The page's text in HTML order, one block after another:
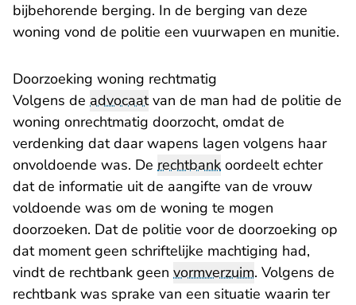
bijbehorende berging. In de berging van deze
woning vond de politie een vuurwapen en munitie.
Doorzoeking woning rechtmatig
Volgens de advocaatvan de man had de politie de
woning onrechtmatig doorzocht, omdat de
verdenking dat daar wapens lagen volgens haar
onvoldoende was. De rechtbank oordeelt echter
dat de informatie uit de aangifte van de vrouw
voldoende was om de woning te mogen
doorzoeken. Dat de politie voor de doorzoeking op
dat moment geen schriftelijke machtiging had,
vindt de rechtbank geen vormverzuim. Volgens de
rechtbank was sprake van een situatie waarin ter